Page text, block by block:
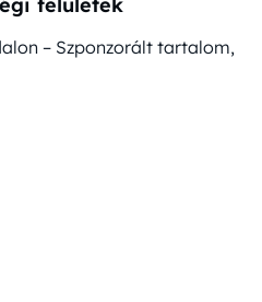
felületek
– Szponzorált tartalom,